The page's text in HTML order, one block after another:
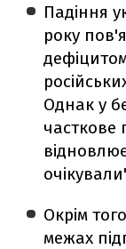
Падіння
року
Однак у
часткове
Окрім
межах